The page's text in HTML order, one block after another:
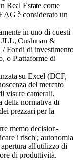
Real Estate come
è considerato un
in uno di questi
Cushman &
Fondi di
o Piattaforme di
su Excel (DCF,
del mercato
visure camerali,
della normativa di
prezzari per la
memo decision-
i rischi; autonomia
all'utilizzo di
di produttività.